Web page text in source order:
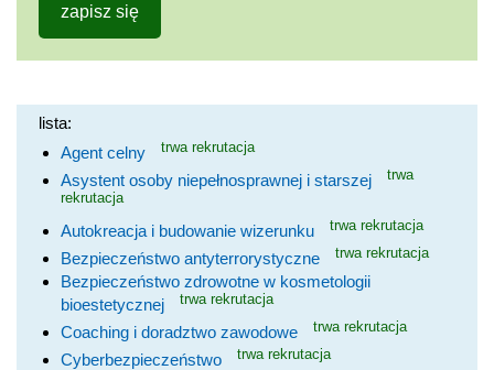
zapisz się
lista:
Agent celny
trwa rekrutacja
Asystent osoby niepełnosprawnej i starszej
trwa
rekrutacja
Autokreacja i budowanie wizerunku trwa rekrutacja
Bezpieczeństwo antyterrorystyczne trwa rekrutacja
Bezpieczeństwo zdrowotne w kosmetologii
bioestetycznej
trwa rekrutacja
Coaching i doradztwo zawodowe trwa rekrutacja
Cyberbezpieczeństwo trwa rekrutacja